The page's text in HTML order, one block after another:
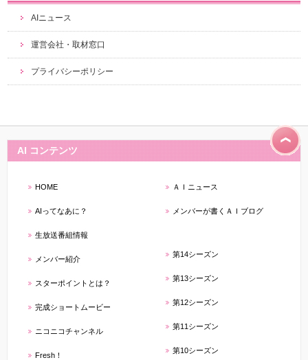
AIニュース
運営会社・取材窓口
プライバシーポリシー
AI コンテンツ
HOME
AIってなあに？
生放送番組情報
メンバー紹介
スターポイントとは？
完成ショートムービー
ニコニコチャンネル
Fresh！
ＡＩニュース
メンバーが書くＡＩブログ
第14シーズン
第13シーズン
第12シーズン
第11シーズン
第10シーズン